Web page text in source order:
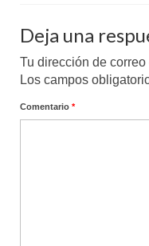
Deja una
Tu dirección de
Los campos
Comentario *